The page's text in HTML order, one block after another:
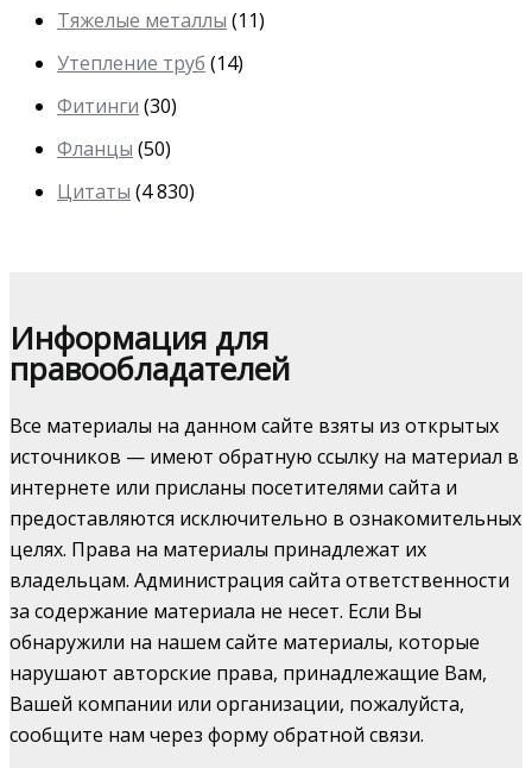
Тяжелые металлы (11)
Утепление труб (14)
Фитинги (30)
Фланцы (50)
Цитаты (4 830)
Информация для
правообладателей
Все материалы на данном сайте взяты из открытых
источников — имеют обратную ссылку на материал в
интернете или присланы посетителями сайта и
предоставляются исключительно в ознакомительных
целях. Права на материалы принадлежат их
владельцам. Администрация сайта ответственности
за содержание материала не несет. Если Вы
обнаружили на нашем сайте материалы, которые
нарушают авторские права, принадлежащие Вам,
Вашей компании или организации, пожалуйста,
сообщите нам через форму обратной связи.